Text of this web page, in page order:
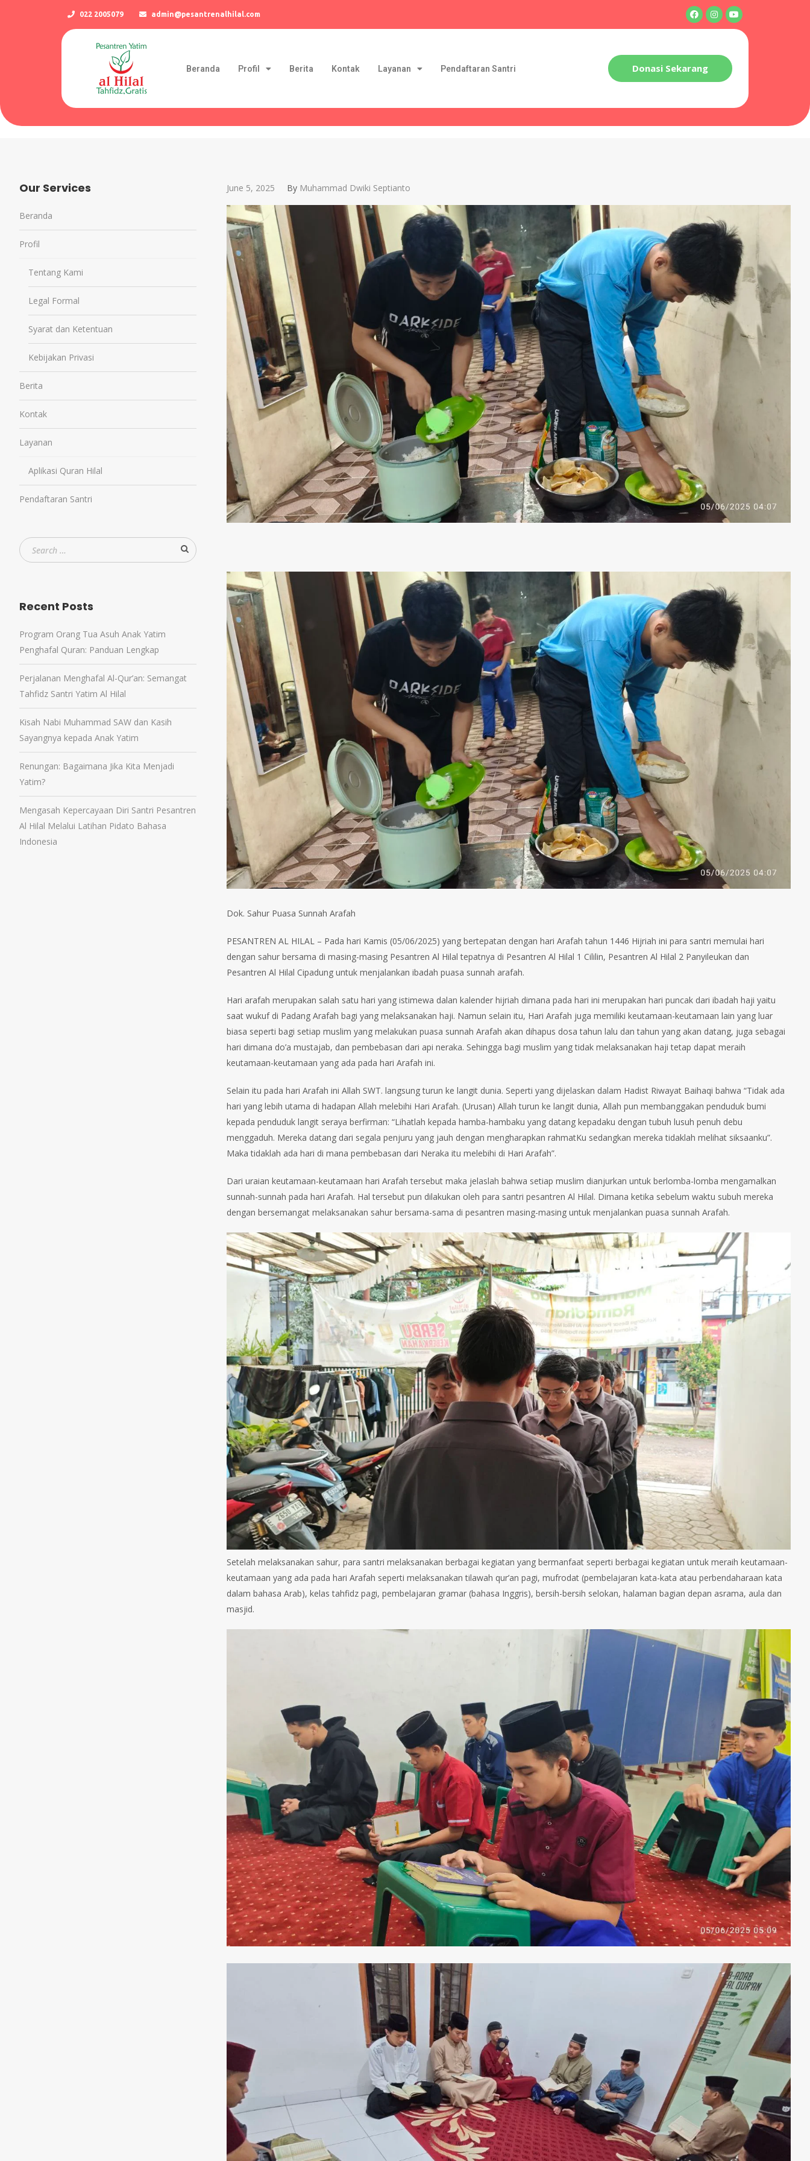
022 2005079 admin@pesantrenalhilal.com
Beranda Profil Berita Kontak Layanan Pendaftaran Santri Donasi Sekarang
June 5, 2025 By Muhammad Dwiki Septianto
Dok. Sahur Puasa Sunnah Arafah
PESANTREN AL HILAL – Pada hari Kamis (05/06/2025) yang bertepatan dengan hari Arafah tahun 1446 Hijriah ini para santri memulai hari
dengan sahur bersama di masing-masing Pesantren Al Hilal tepatnya di Pesantren Al Hilal 1 Cililin, Pesantren Al Hilal 2 Panyileukan dan
Pesantren Al Hilal Cipadung untuk menjalankan ibadah puasa sunnah arafah.
Hari arafah merupakan salah satu hari yang istimewa dalan kalender hijriah dimana pada hari ini merupakan hari puncak dari ibadah haji yaitu
saat wukuf di Padang Arafah bagi yang melaksanakan haji. Namun selain itu, Hari Arafah juga memiliki keutamaan-keutamaan lain yang luar
biasa seperti bagi setiap muslim yang melakukan puasa sunnah Arafah akan dihapus dosa tahun lalu dan tahun yang akan datang, juga sebagai
hari dimana do’a mustajab, dan pembebasan dari api neraka. Sehingga bagi muslim yang tidak melaksanakan haji tetap dapat meraih
keutamaan-keutamaan yang ada pada hari Arafah ini.
Selain itu pada hari Arafah ini Allah SWT. langsung turun ke langit dunia. Seperti yang dijelaskan dalam Hadist Riwayat Baihaqi bahwa “Tidak ada
hari yang lebih utama di hadapan Allah melebihi Hari Arafah. (Urusan) Allah turun ke langit dunia, Allah pun membanggakan penduduk bumi
kepada penduduk langit seraya berfirman: “Lihatlah kepada hamba-hambaku yang datang kepadaku dengan tubuh lusuh penuh debu
menggaduh. Mereka datang dari segala penjuru yang jauh dengan mengharapkan rahmatKu sedangkan mereka tidaklah melihat siksaanku”.
Maka tidaklah ada hari di mana pembebasan dari Neraka itu melebihi di Hari Arafah”.
Dari uraian keutamaan-keutamaan hari Arafah tersebut maka jelaslah bahwa setiap muslim dianjurkan untuk berlomba-lomba mengamalkan
sunnah-sunnah pada hari Arafah. Hal tersebut pun dilakukan oleh para santri pesantren Al Hilal. Dimana ketika sebelum waktu subuh mereka
dengan bersemangat melaksanakan sahur bersama-sama di pesantren masing-masing untuk menjalankan puasa sunnah Arafah.
Setelah melaksanakan sahur, para santri melaksanakan berbagai kegiatan yang bermanfaat seperti berbagai kegiatan untuk meraih keutamaan-
keutamaan yang ada pada hari Arafah seperti melaksanakan tilawah qur’an pagi, mufrodat (pembelajaran kata-kata atau perbendaharaan kata
dalam bahasa Arab), kelas tahfidz pagi, pembelajaran gramar (bahasa Inggris), bersih-bersih selokan, halaman bagian depan asrama, aula dan
masjid.
Our Services
Beranda
Profil
Tentang Kami
Legal Formal
Syarat dan Ketentuan
Kebijakan Privasi
Berita
Kontak
Layanan
Aplikasi Quran Hilal
Pendaftaran Santri
Recent Posts
Program Orang Tua Asuh Anak Yatim
Penghafal Quran: Panduan Lengkap
Perjalanan Menghafal Al-Qur’an: Semangat
Tahfidz Santri Yatim Al Hilal
Kisah Nabi Muhammad SAW dan Kasih
Sayangnya kepada Anak Yatim
Renungan: Bagaimana Jika Kita Menjadi
Yatim?
Mengasah Kepercayaan Diri Santri Pesantren
Al Hilal Melalui Latihan Pidato Bahasa
Indonesia